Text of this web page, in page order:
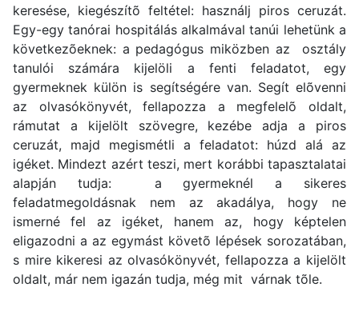
keresése, kiegészítõ feltétel: használj piros ceruzát.
Egy-egy tanórai hospitálás alkalmával tanúi lehetünk a
következõeknek: a pedagógus miközben az osztály
tanulói számára kijelöli a fenti feladatot, egy
gyermeknek külön is segítségére van. Segít elõvenni
az olvasókönyvét, fellapozza a megfelelõ oldalt,
rámutat a kijelölt szövegre, kezébe adja a piros
ceruzát, majd megismétli a feladatot: húzd alá az
igéket. Mindezt azért teszi, mert korábbi tapasztalatai
alapján tudja: a gyermeknél a sikeres
feladatmegoldásnak nem az akadálya, hogy ne
ismerné fel az igéket, hanem az, hogy képtelen
eligazodni a az egymást követõ lépések sorozatában,
s mire kikeresi az olvasókönyvét, fellapozza a kijelölt
oldalt, már nem igazán tudja, még mit várnak tõle.